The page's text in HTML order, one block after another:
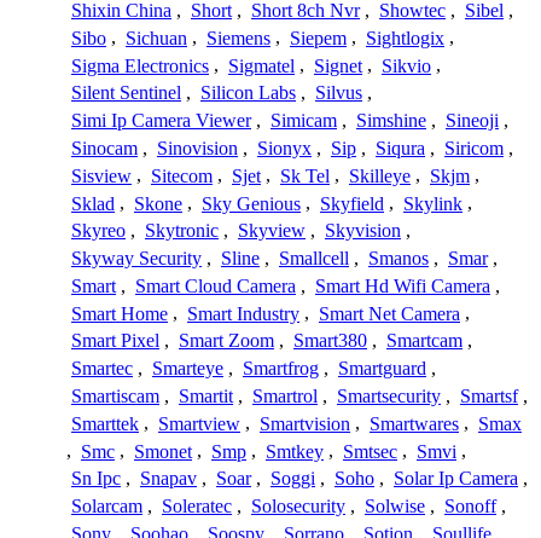
Shixin China , Short , Short 8ch Nvr , Showtec , Sibel ,
Sibo , Sichuan , Siemens , Siepem , Sightlogix ,
Sigma Electronics , Sigmatel , Signet , Sikvio ,
Silent Sentinel , Silicon Labs , Silvus ,
Simi Ip Camera Viewer , Simicam , Simshine , Sineoji ,
Sinocam , Sinovision , Sionyx , Sip , Siqura , Siricom ,
Sisview , Sitecom , Sjet , Sk Tel , Skilleye , Skjm ,
Sklad , Skone , Sky Genious , Skyfield , Skylink ,
Skyreo , Skytronic , Skyview , Skyvision ,
Skyway Security , Sline , Smallcell , Smanos , Smar ,
Smart , Smart Cloud Camera , Smart Hd Wifi Camera ,
Smart Home , Smart Industry , Smart Net Camera ,
Smart Pixel , Smart Zoom , Smart380 , Smartcam ,
Smartec , Smarteye , Smartfrog , Smartguard ,
Smartiscam , Smartit , Smartrol , Smartsecurity , Smartsf ,
Smarttek , Smartview , Smartvision , Smartwares , Smax
, Smc , Smonet , Smp , Smtkey , Smtsec , Smvi ,
Sn Ipc , Snapav , Soar , Soggi , Soho , Solar Ip Camera ,
Solarcam , Soleratec , Solosecurity , Solwise , Sonoff ,
Sony , Soohao , Soospy , Sorrano , Sotion , Soullife ,